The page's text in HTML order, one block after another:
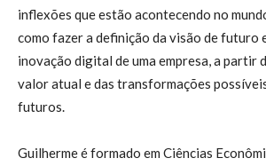
inflexões que estão acontecendo no
como fazer a definição da visão de futuro
inovação digital de uma empresa, a partir
valor atual e das transformações
futuros.
Guilherme é formado em Ciências